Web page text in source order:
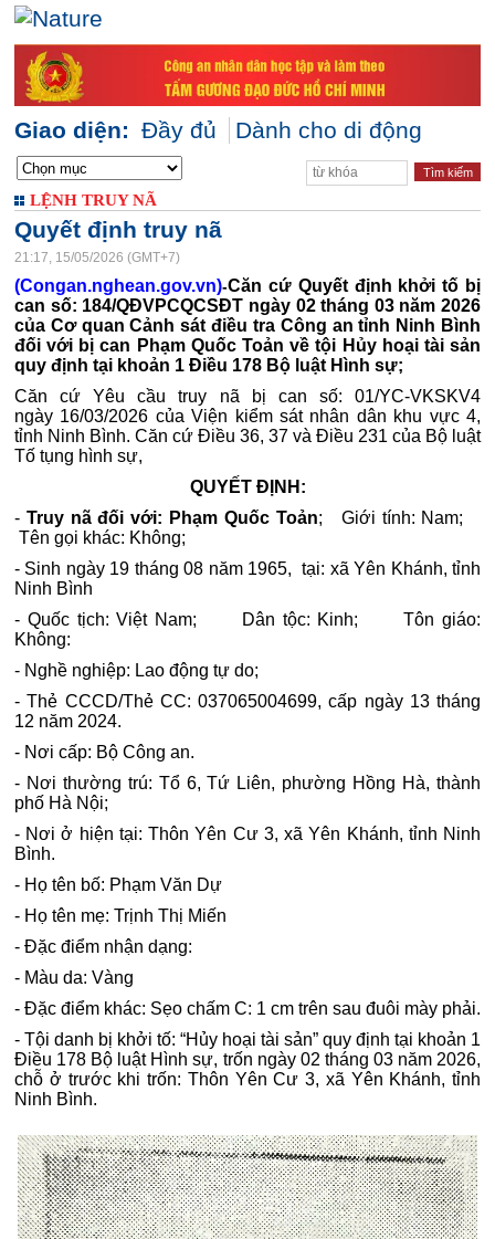
Giao diện: Đầy đủ Dành cho di động
LỆNH TRUY NÃ
Quyết định truy nã
21:17, 15/05/2026 (GMT+7)
(Congan.nghean.gov.vn)-Căn cứ Quyết định khởi tố bị
can số: 184/QĐVPCQCSĐT ngày 02 tháng 03 năm 2026
của Cơ quan Cảnh sát điều tra Công an tỉnh Ninh Bình
đối với bị can Phạm Quốc Toản về tội Hủy hoại tài sản
quy định tại khoản 1 Điều 178 Bộ luật Hình sự;
Căn cứ Yêu cầu truy nã bị can số: 01/YC-VKSKV4
ngày 16/03/2026 của Viện kiểm sát nhân dân khu vực 4,
tỉnh Ninh Bình. Căn cứ Điều 36, 37 và Điều 231 của Bộ luật
Tố tụng hình sự,
QUYẾT ĐỊNH:
- Truy nã đối với: Phạm Quốc Toản; Giới tính: Nam;
Tên gọi khác: Không;
- Sinh ngày 19 tháng 08 năm 1965, tại: xã Yên Khánh, tỉnh
Ninh Bình
- Quốc tịch: Việt Nam;
Dân tộc: Kinh;Tôn giáo:
Không:
- Nghề nghiệp: Lao động tự do;
- Thẻ CCCD/Thẻ CC: 037065004699, cấp ngày 13 tháng
12 năm 2024.
- Nơi cấp: Bộ Công an.
- Nơi thường trú: Tổ 6, Tứ Liên, phường Hồng Hà, thành
phố Hà Nội;
- Nơi ở hiện tại: Thôn Yên Cư 3, xã Yên Khánh, tỉnh Ninh
Bình.
- Họ tên bố: Phạm Văn Dự
- Họ tên mẹ: Trịnh Thị Miến
- Đặc điểm nhận dạng:
- Màu da: Vàng
- Đặc điểm khác: Sẹo chấm C: 1 cm trên sau đuôi mày phải.
- Tội danh bị khởi tố: “Hủy hoại tài sản” quy định tại khoản 1
Điều 178 Bộ luật Hình sự, trốn ngày 02 tháng 03 năm 2026,
chỗ ở trước khi trốn: Thôn Yên Cư 3, xã Yên Khánh, tỉnh
Ninh Bình.